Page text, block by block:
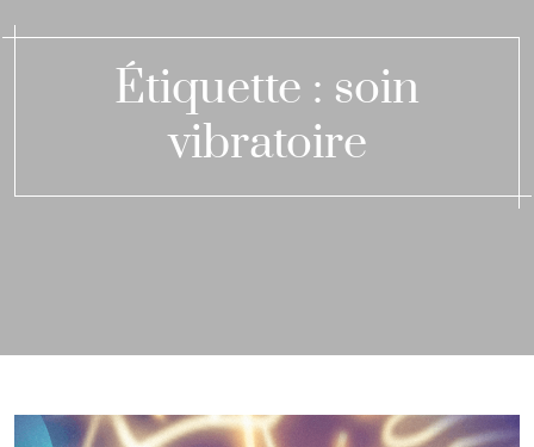
Étiquette : soin
vibratoire